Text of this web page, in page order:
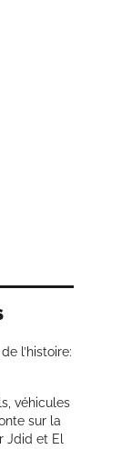
l’histoire:
véhicules
sur la
Jdid et El